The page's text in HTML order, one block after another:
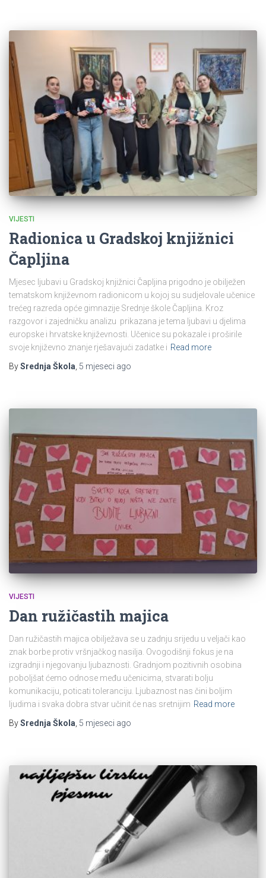
VIJESTI
Radionica u Gradskoj knjižnici
Čapljina
Mjesec ljubavi u Gradskoj knjižnici Čapljina prigodno je obilježen
tematskom književnom radionicom u kojoj su sudjelovale učenice
trećeg razreda opće gimnazije Srednje škole Čapljina. Kroz
razgovor i zajedničku analizu prikazana je tema ljubavi u djelima
europske i hrvatske književnosti. Učenice su pokazale i proširile
svoje književno znanje rješavajući zadatke i Read more
BySrednja Škola 5 mjeseci ago
VIJESTI
Dan ružičastih majica
Dan ružičastih majica obilježava se u zadnju srijedu u veljači kao
znak borbe protiv vršnjačkog nasilja. Ovogodišnji fokus je na
izgradnji i njegovanju ljubaznosti. Gradnjom pozitivnih osobina
poboljšat ćemo odnose među učenicima, stvarati bolju
komunikaciju, poticati toleranciju. Ljubaznost nas čini boljim
ljudima i svaka dobra stvar učinit će nas sretnijim Read more
BySrednja Škola, 5 mjeseci ago